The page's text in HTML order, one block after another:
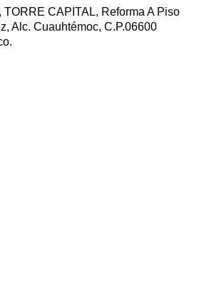
TORRE CAPITAL, Reforma A Piso
Alc. Cuauhtémoc, C.P.06600